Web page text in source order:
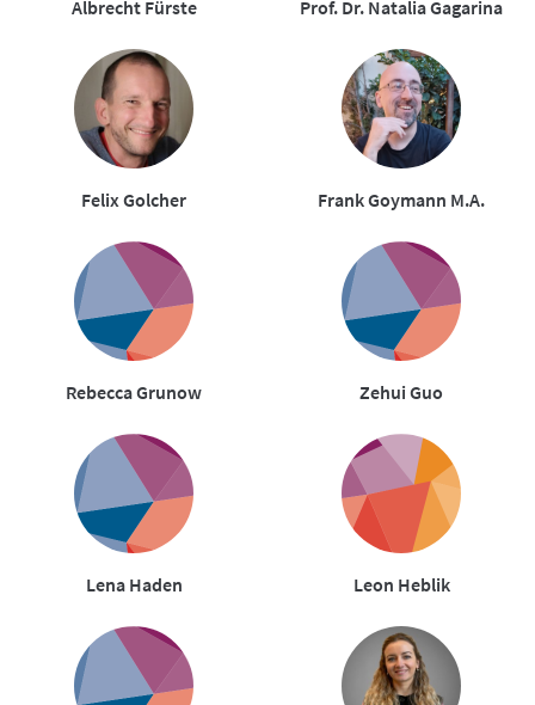
Albrecht Fürste Prof. Dr. Natalia Gagarina
Felix Golcher Frank Goymann M.A.
Rebecca Grunow Zehui Guo
Lena Haden Leon Heblik